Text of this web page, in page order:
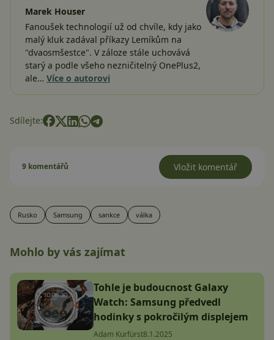
Marek Houser
Fanoušek technologií už od chvíle, kdy jako
malý kluk zadával příkazy Lemíkům na
"dvaosmšestce". V záloze stále uchovává
starý a podle všeho nezničitelný OnePlus2,
ale… Více o autorovi
Sdílejte:
9 komentářů Vložit komentář
Rusko Samsung sankce válka
Mohlo by vás zajímat
Tohle je budoucnost Galaxy
Watch: Samsung předvedl
hodinky s pokročilým displejem
Adam Kurfürst8.1.2025